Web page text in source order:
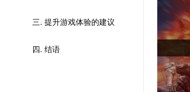
三. 提升游戏体验的建议
四. 结语